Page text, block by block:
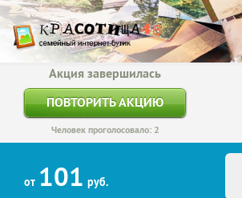
Акция завершилась
ПОВТОРИТЬ АКЦИЮ
Человек проголосовало: 2
от 101 руб.